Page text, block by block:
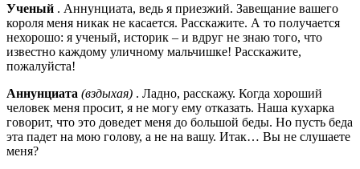
Ученый . Аннунциата, ведь я приезжий. Завещание вашего
короля меня никак не касается. Расскажите. А то получается
нехорошо: я ученый, историк – и вдруг не знаю того, что
известно каждому уличному мальчишке! Расскажите,
пожалуйста!
Аннунциата (вздыхая) . Ладно, расскажу. Когда хороший
человек меня просит, я не могу ему отказать. Наша кухарка
говорит, что это доведет меня до большой беды. Но пусть беда
эта падет на мою голову, а не на вашу. Итак… Вы не слушаете
меня?